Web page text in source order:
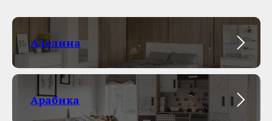
Аделина
Арабика